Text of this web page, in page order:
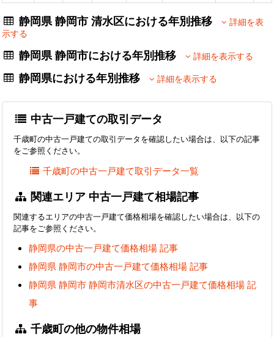
静岡県 静岡市 清水区における年別推移
詳細を表
示する
静岡県 静岡市における年別推移 詳細を表示する
静岡県における年別推移 詳細を表示する
中古一戸建ての取引データ
千歳町の中古一戸建ての取引データを確認したい場合は、以下の記事
をご参照ください。
千歳町の中古一戸建て取引データ一覧
関連エリア 中古一戸建て相場記事
関連するエリアの中古一戸建て価格相場を確認したい場合は、以下の
記事をご参照ください。
静岡県の中古一戸建て価格相場 記事
静岡県 静岡市の中古一戸建て価格相場 記事
静岡県 静岡市 静岡市清水区の中古一戸建て価格相場 記
事
千歳町の他の物件相場